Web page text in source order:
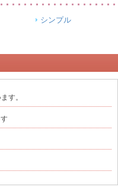
シンプル
す。